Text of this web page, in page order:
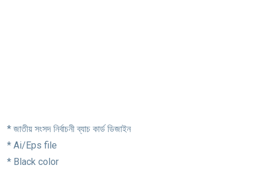
* জাতীয় সংসদ নির্বাচনী ব্যাচ কার্ড ডিজাইন
* Ai/Eps file
* Black color